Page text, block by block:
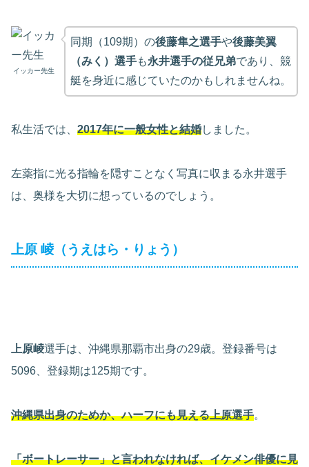
イッカー先生
同期（109期）の後藤隼之選手や後藤美翼
（みく）選手も永井選手の従兄弟であり、競
艇を身近に感じていたのかもしれませんね。
私生活では、 2017年に一般女性と結婚しました。
左薬指に光る指輪を隠すことなく写真に収まる永井選手
は、奥様を大切に想っているのでしょう。
上原 崚（うえはら・りょう）
上原崚選手は、沖縄県那覇市出身の29歳。登録番号は
5096、登録期は125期です。
沖縄県出身のためか、ハーフにも見える上原選手。
「ボートレーサー」と言われなければ、イケメン俳優に見